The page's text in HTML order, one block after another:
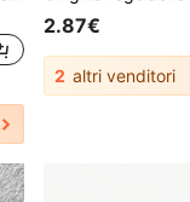
2.87€
2 altri venditori